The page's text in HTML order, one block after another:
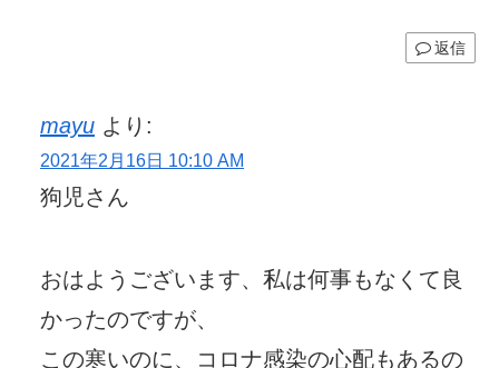
返信
mayu より:
2021年2月16日 10:10 AM
狗児さん
おはようございます、私は何事もなくて良
かったのですが、
この寒いのに、コロナ感染の心配もあるの